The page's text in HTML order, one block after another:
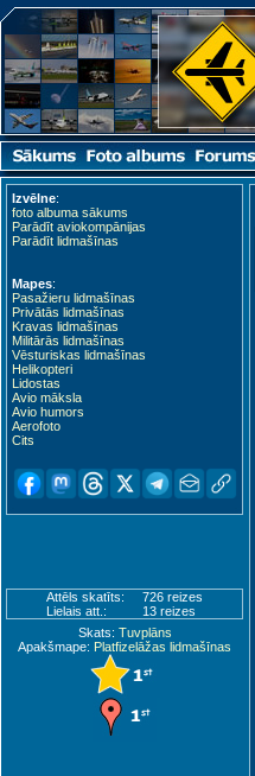
Izvēlne:
foto albuma sākums
Parādīt aviokompānijas
Parādīt lidmašīnas
Mapes:
Pasažieru lidmašīnas
Privātās lidmašīnas
Kravas lidmašīnas
Militārās lidmašīnas
Vēsturiskas lidmašīnas
Helikopteri
Lidostas
Avio māksla
Avio humors
Aerofoto
Cits
Attēls skatīts:
726 reizes
Lielais att.:
13 reizes
Skats: Tuvplāns
Apakšmape: Platfizelāžas lidmašīnas